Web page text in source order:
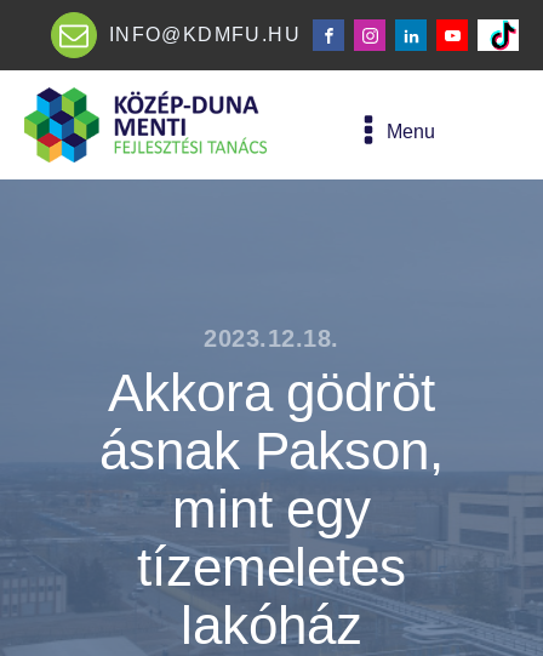
INFO@KDMFU.HU
Menu
2023.12.18.
Akkora gödröt
ásnak Pakson,
mint egy
tízemeletes
lakóház